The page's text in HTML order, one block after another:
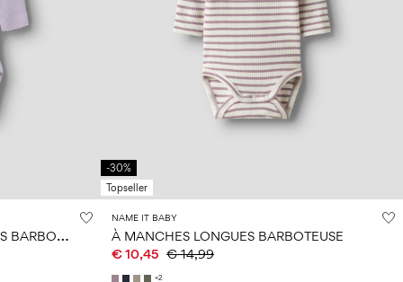
C
ÔTELÉ À MANCHES LONGUES BARBOTEUSE
-30%
Topseller
NAME IT BABY
À MANCHES LONGUES BARBOTEUSE
€ 10,45 € 14,99
+2